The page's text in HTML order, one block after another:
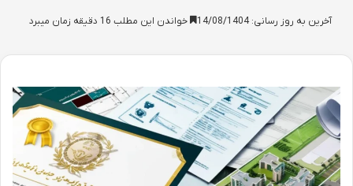
آخرین به روز رسانی: 14/08/1404 خواندن این مطلب 16 دقیقه زمان میبرد